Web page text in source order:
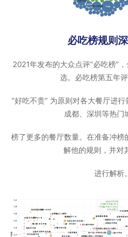
必吃榜规则
2021年发布的大众点评“必吃榜”
选。必吃榜第五年
“好吃不贵” 为原则对各大餐厅进行
成都、深圳等热门
榜了更多的餐厅数量。在准备冲榜
解他的规则，并对
进行解析。